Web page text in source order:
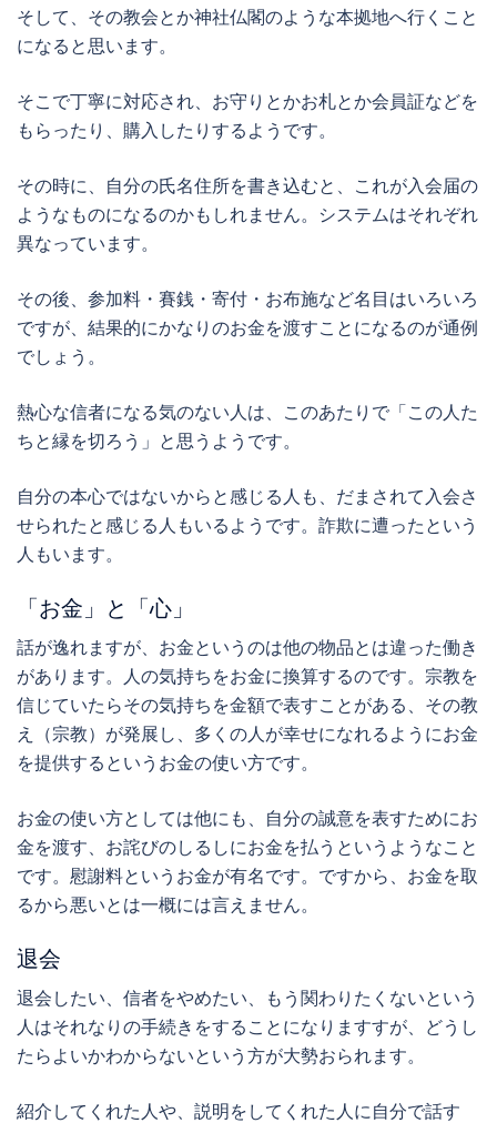
そして、その教会とか神社仏閣のような本拠地へ行くこと
になると思います。
そこで丁寧に対応され、お守りとかお札とか会員証などを
もらったり、購入したりするようです。
その時に、自分の氏名住所を書き込むと、これが入会届の
ようなものになるのかもしれません。システムはそれぞれ
異なっています。
その後、参加料・賽銭・寄付・お布施など名目はいろいろ
ですが、結果的にかなりのお金を渡すことになるのが通例
でしょう。
熱心な信者になる気のない人は、このあたりで「この人た
ちと縁を切ろう」と思うようです。
自分の本心ではないからと感じる人も、だまされて入会さ
せられたと感じる人もいるようです。詐欺に遭ったという
人もいます。
「お金」と「心」
話が逸れますが、お金というのは他の物品とは違った働き
があります。人の気持ちをお金に換算するのです。宗教を
信じていたらその気持ちを金額で表すことがある、その教
え（宗教）が発展し、多くの人が幸せになれるようにお金
を提供するというお金の使い方です。
お金の使い方としては他にも、自分の誠意を表すためにお
金を渡す、お詫びのしるしにお金を払うというようなこと
です。慰謝料というお金が有名です。ですから、お金を取
るから悪いとは一概には言えません。
退会
退会したい、信者をやめたい、もう関わりたくないという
人はそれなりの手続きをすることになりますすが、どうし
たらよいかわからないという方が大勢おられます。
紹介してくれた人や、説明をしてくれた人に自分で話す